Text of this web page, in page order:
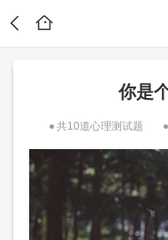
你是
共10道心理测试题